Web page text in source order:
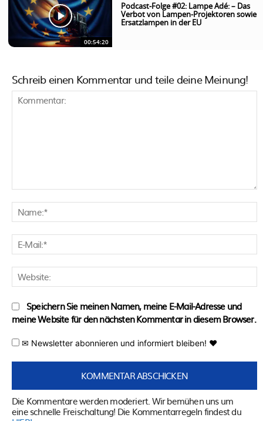
00:54:20
Podcast-Folge #02: Lampe Adé: – Das
Verbot von Lampen-Projektoren sowie
Ersatzlampen in der EU
Schreib einen Kommentar und teile deine Meinung!
Speichern Sie meinen Namen, meine E-Mail-Adresse und
meine Website für den nächsten Kommentar in diesem Browser.
✉ Newsletter abonnieren und informiert bleiben! ♥
Die Kommentare werden moderiert. Wir bemühen uns um
eine schnelle Freischaltung! Die Kommentarregeln findest du